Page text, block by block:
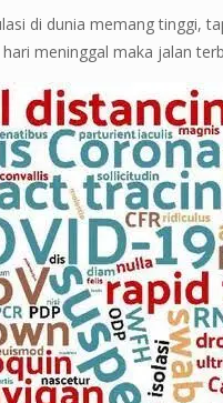
di dunia memang tinggi,
meninggal maka jalan